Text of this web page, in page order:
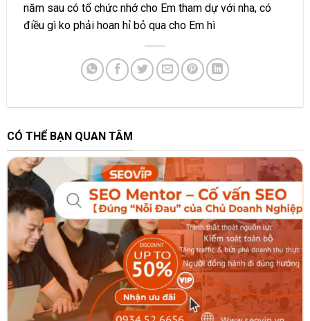
năm sau có tổ chức nhớ cho Em tham dự với nha, có
điều gì ko phải hoan hỉ bỏ qua cho Em hì
CÓ THỂ BẠN QUAN TÂM